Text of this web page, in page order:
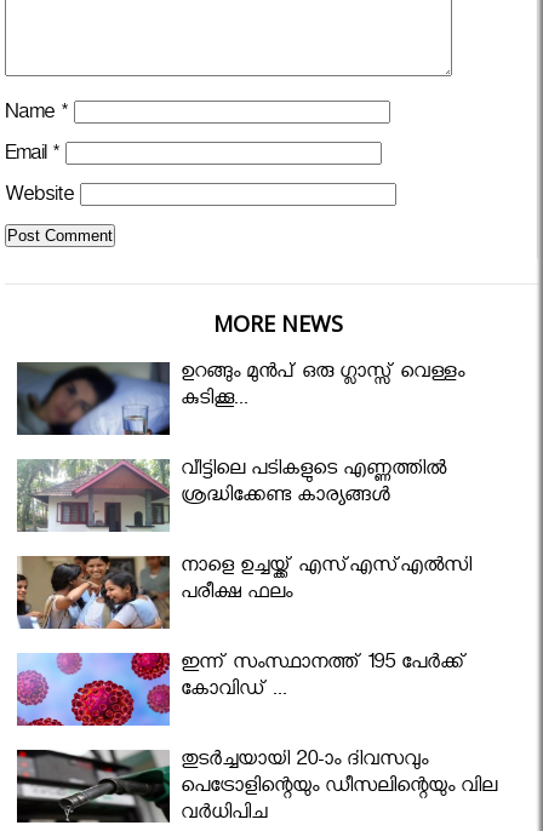
Name *
Email *
Website
MORE NEWS
ഉറങ്ങും മുന്‍പ് ഒരു ഗ്ലാസ്സ് വെള്ളം
കുടിക്കൂ...
വീട്ടിലെ പടികളുടെ എണ്ണത്തിൽ
ശ്രദ്ധിക്കേണ്ട കാര്യങ്ങൾ
നാളെ ഉച്ചയ്ക്ക് എസ്എസ്എല്‍സി
പരീക്ഷ ഫലം
ഇന്ന് സംസ്ഥാനത്ത് 195 പേര്‍ക്ക്
കോവിഡ് ...
തുടർച്ചയായി 20-ാം ദിവസവും
പെട്രോളിന്റെയും ഡീസലിന്റെയും വില
വര്‍ധിപ്പിച്ചു